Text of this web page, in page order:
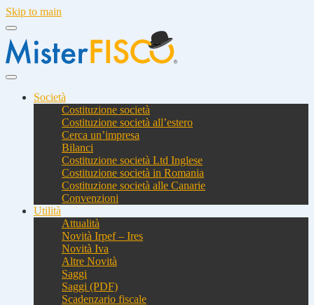
Skip to main
Società
Costituzione società
Costituzione società all’estero
Cerca un’impresa
Bilanci
Costituzione società Ltd Inglese
Costituzione società in Romania
Costituzione società alle Canarie
Convenzioni
Utilità
Attualità
Novità Irpef – Ires
Novità Iva
Altre Novità
Saggi
Saggi (PDF)
Scadenzario fiscale